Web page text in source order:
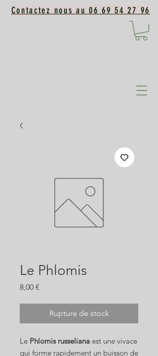
Contactez nous au 06 69 54 27 96
Le Phlomis
8,00 €
Rupture de stock
Le Phlomis russeliana est une vivace
qui forme rapidement un buisson de